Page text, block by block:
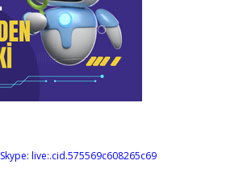
Skype: live:.cid.575569c608265c69